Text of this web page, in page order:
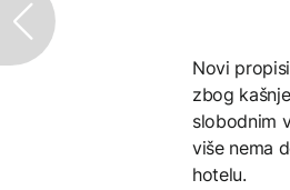
Novi
zbog
slobodnim
više nema
hotelu.